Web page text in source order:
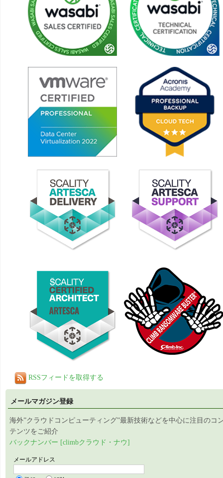
RSSフィードを取得する
メールマガジン登録
海外”クラウドコンピューティング”最新技術などを中心に注目のコ
テンツをご紹介
バックナンバー [climbクラウド・ナウ]